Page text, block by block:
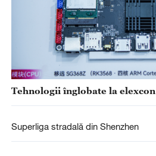
Tehnologii înglobate la
Superliga stradală din Shenzhen